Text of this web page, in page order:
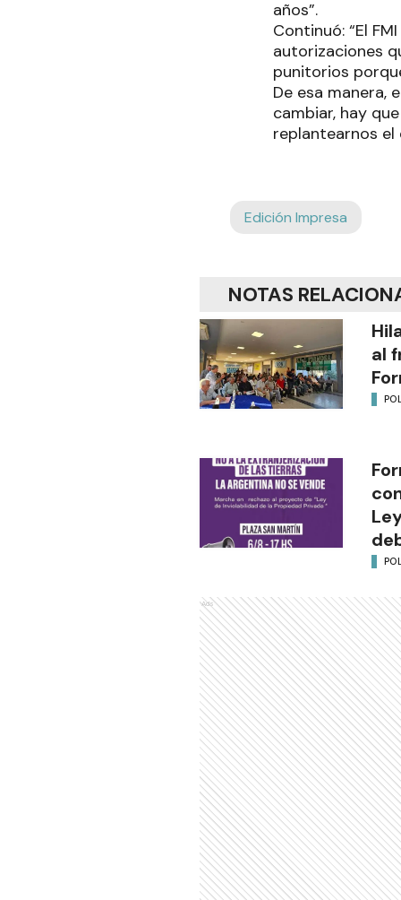
años”.
Continuó: “El
autorizaciones
punitorios
De esa manera,
cambiar, hay
replantearnos el
Edición Impresa
NOTAS
al
Ads